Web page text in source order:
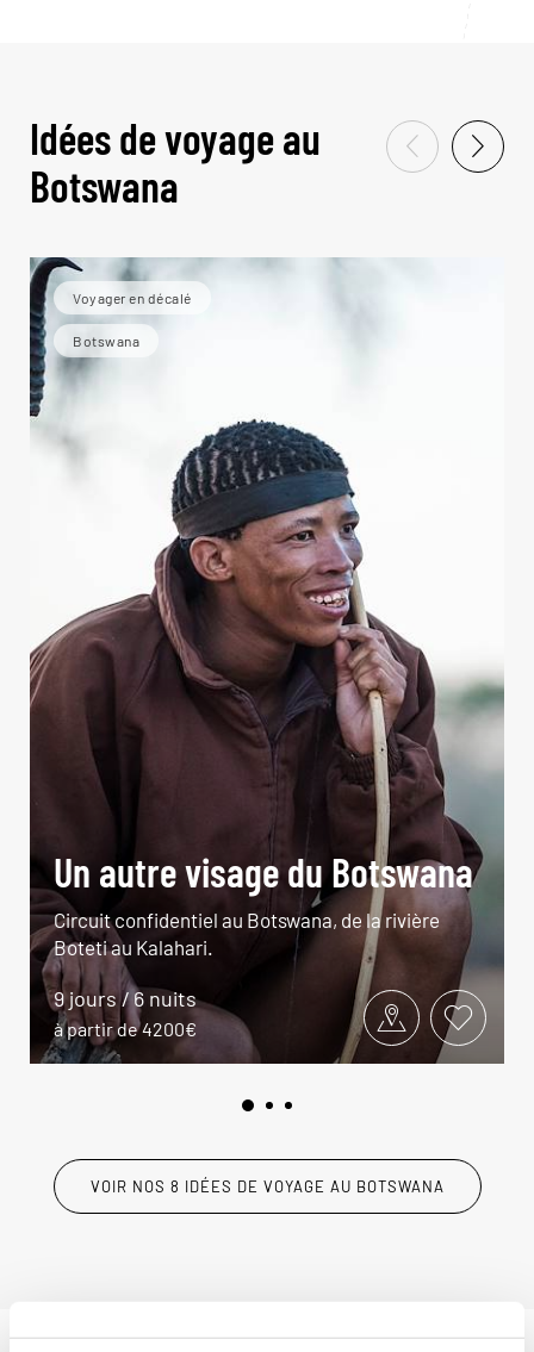
Idées de voyage au
Botswana
Voyager en décalé
Botswana
Un autre visage du Botswana
Circuit confidentiel au Botswana, de la rivière
Boteti au Kalahari.
9 jours / 6 nuits
à partir de 4200€
VOIR NOS 8 IDÉES DE VOYAGE AU BOTSWANA